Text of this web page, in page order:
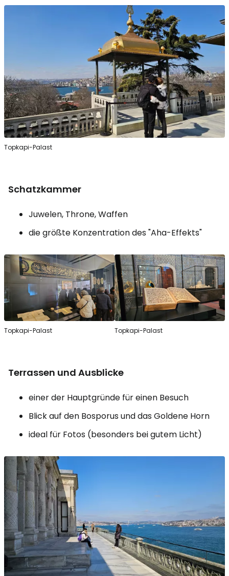
Topkapi-Palast
Schatzkammer
Juwelen, Throne, Waffen
die größte Konzentration des "Aha-Effekts"
Topkapi-Palast Topkapi-Palast
Terrassen und Ausblicke
einer der Hauptgründe für einen Besuch
Blick auf den Bosporus und das Goldene Horn
ideal für Fotos (besonders bei gutem Licht)